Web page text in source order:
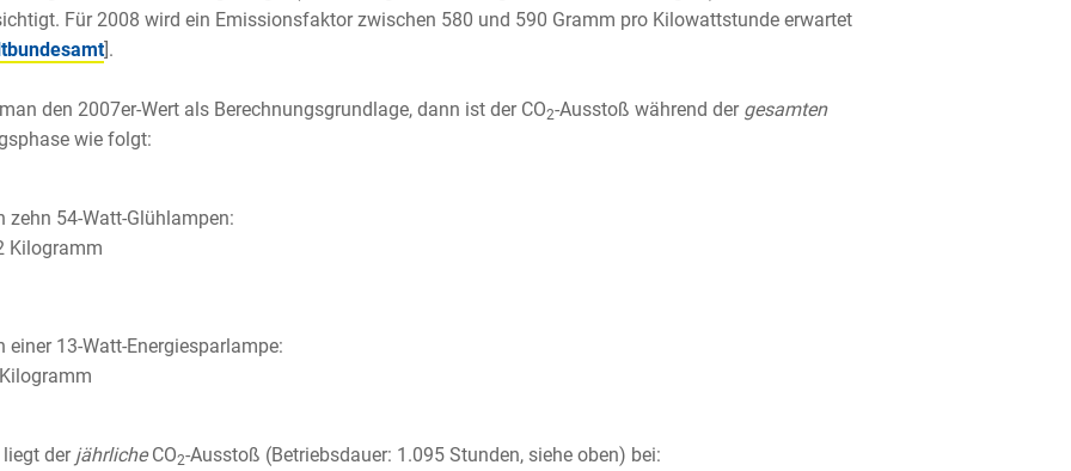
Für 2008 wird ein Emissionsfaktor zwischen 580 und 590 Gramm pro Kilowattstunde erwartet
].
den 2007er-Wert als Berechnungsgrundlage, dann ist der CO2-Ausstoß während der gesamten
wie folgt:
zehn 54-Watt-Glühlampen:
Kilogramm
einer 13-Watt-Energiesparlampe:
der jährlicheCO2-Ausstoß (Betriebsdauer: 1.095 Stunden, siehe oben) bei: